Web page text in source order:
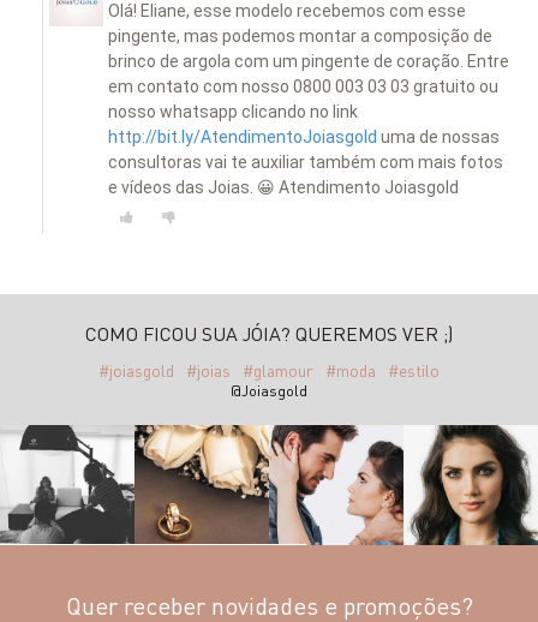
Olá! Eliane, esse modelo recebemos com esse
pingente, mas podemos montar a composição de
brinco de argola com um pingente de coração. Entre
em contato com nosso 0800 003 03 03 gratuito ou
nosso whatsapp clicando no link
http://bit.ly/AtendimentoJoiasgold uma de nossas
consultoras vai te auxiliar também com mais fotos
e vídeos das Joias. 😀 Atendimento Joiasgold
COMO FICOU SUA JÓIA? QUEREMOS VER ;)
#joiasgold #joias #glamour #moda #estilo
@Joiasgold
Quer receber novidades e promoções?